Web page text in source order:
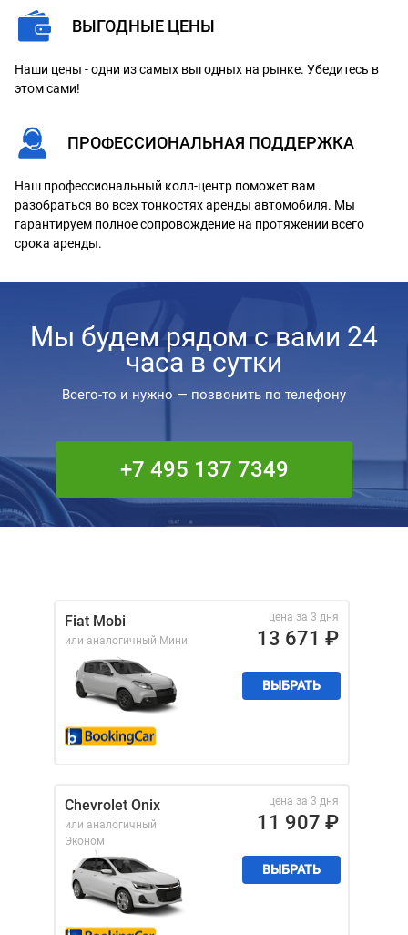
ВЫГОДНЫЕ ЦЕНЫ
Наши цены - одни из самых выгодных на рынке. Убедитесь в
этом сами!
ПРОФЕССИОНАЛЬНАЯ ПОДДЕРЖКА
Наш профессиональный колл-центр поможет вам
разобраться во всех тонкостях аренды автомобиля. Мы
гарантируем полное сопровождение на протяжении всего
срока аренды.
Мы будем рядом с вами 24
часа в сутки
Всего-то и нужно — позвонить по телефону
+7 495 137 7349
Fiat Mobi
или аналогичный Мини
цена за 3 дня
13 671 ₽
ВЫБРАТЬ
Chevrolet Onix
или аналогичный
Эконом
цена за 3 дня
11 907 ₽
ВЫБРАТЬ